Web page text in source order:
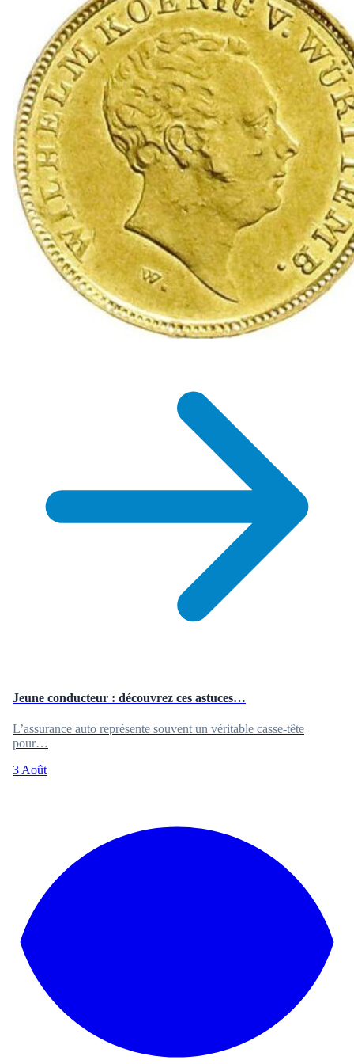
Jeune conducteur : découvrez ces astuces…
L’assurance auto représente souvent un véritable casse-tête
pour…
3 Août